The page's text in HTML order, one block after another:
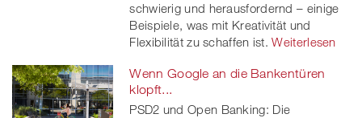
schwierig und herausfordernd – einige
Beispiele, was mit Kreativität und
Flexibilität zu schaffen ist. Weiterlesen
Wenn Google an die Bankentüren
klopft...
PSD2 und Open Banking: Die